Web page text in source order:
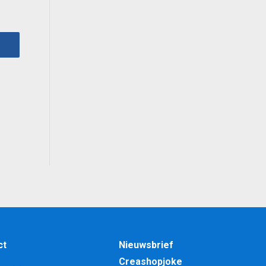
Nieuwsbrief
Creashopjoke